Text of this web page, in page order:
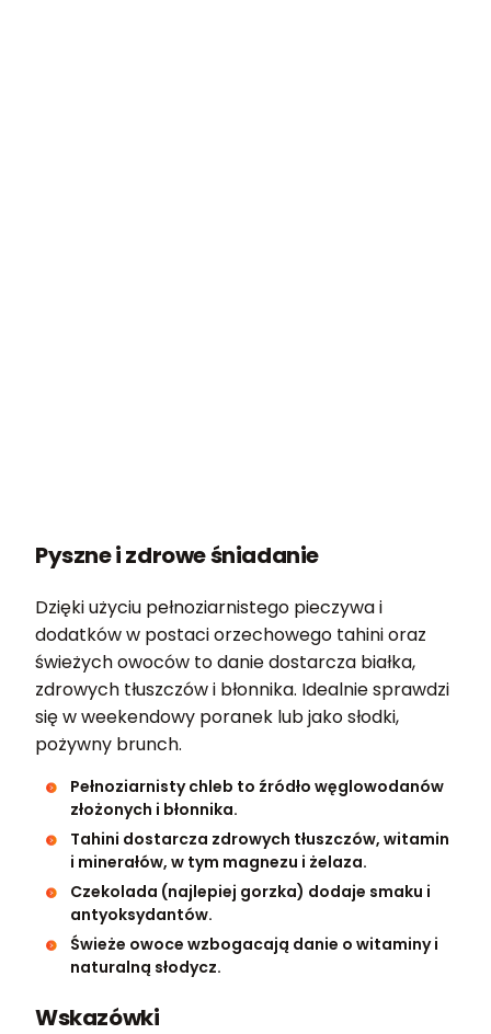
Pyszne i zdrowe śniadanie
Dzięki użyciu pełnoziarnistego pieczywa i
dodatków w postaci orzechowego tahini oraz
świeżych owoców to danie dostarcza białka,
zdrowych tłuszczów i błonnika. Idealnie sprawdzi
się w weekendowy poranek lub jako słodki,
pożywny brunch.
Pełnoziarnisty chleb to źródło węglowodanów
złożonych i błonnika.
Tahini dostarcza zdrowych tłuszczów, witamin
i minerałów, w tym magnezu i żelaza.
Czekolada (najlepiej gorzka) dodaje smaku i
antyoksydantów.
Świeże owoce wzbogacają danie o witaminy i
naturalną słodycz.
Wskazówki